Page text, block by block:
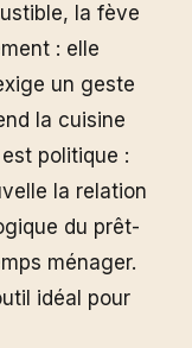
la fève
: elle
un geste
la cuisine
politique :
la relation
du prêt-
ménager.
idéal pour